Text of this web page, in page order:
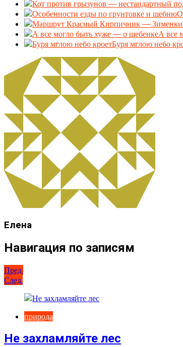
А все
Буря мглою небо
Елена
Навигация по записям
Пред.
След.
природа
Не захламляйте лес